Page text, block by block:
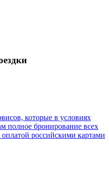
которые в условиях
полное бронирование всех
российскими картами